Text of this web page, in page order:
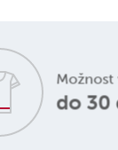
do 30